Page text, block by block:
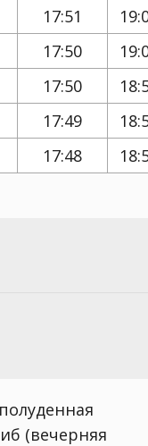
17:51
17:50
17:50
17:49
17:48
(вечерняя